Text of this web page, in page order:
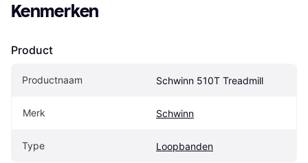
Kenmerken
Product
Productnaam Schwinn 510T Treadmill
Merk Schwinn
Type Loopbanden